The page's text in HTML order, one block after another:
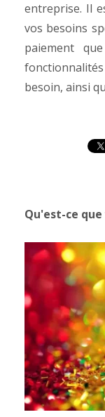
entreprise. Il
vos besoins
paiement
besoin, ainsi
Qu'est-ce